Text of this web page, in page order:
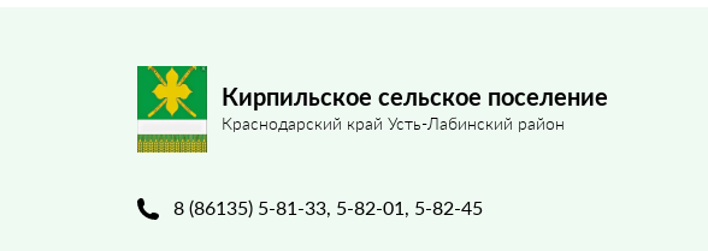
Кирпильское сельское поселение
Краснодарский край Усть-Лабинский район
8 (86135) 5-81-33, 5-82-01, 5-82-45